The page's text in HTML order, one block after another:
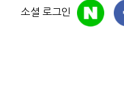
소셜 로그인